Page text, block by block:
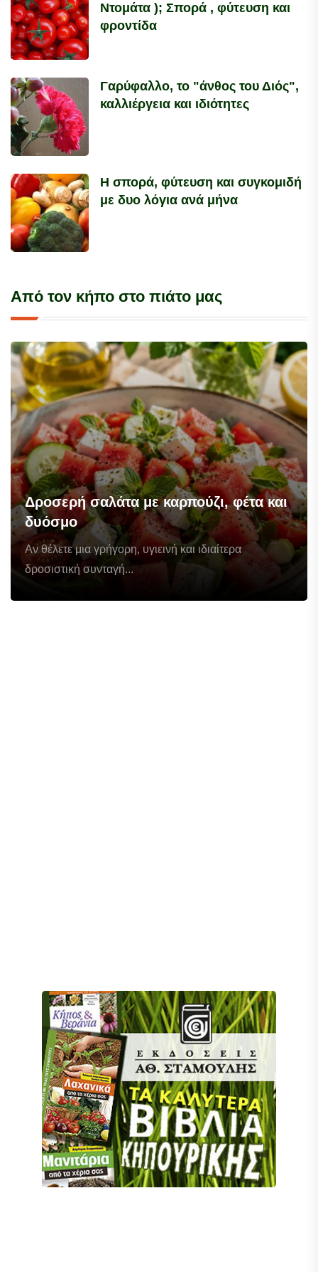
Ντομάτα ); Σπορά , φύτευση και
φροντίδα
Γαρύφαλλο, το "άνθος του Διός",
καλλιέργεια και ιδιότητες
Η σπορά, φύτευση και συγκομιδή
με δυο λόγια ανά μήνα
Από τον κήπο στο πιάτο μας
Δροσερή σαλάτα με καρπούζι, φέτα και
δυόσμο
Αν θέλετε μια γρήγορη, υγιεινή και ιδιαίτερα
δροσιστική συνταγή...